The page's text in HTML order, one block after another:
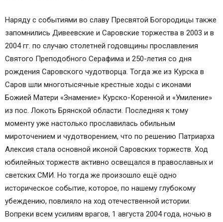
Наряду с событиями во славу Пресвятой Богородицы также
запомнились Дивеевские и Саровские торжества в 2003 и в
2004 гг. по случаю столетней годовщины прославления
Святого Преподобного Серафима и 250-летия со дня
рождения Саровского чудотворца. Тогда же из Курска в
Саров шли многотысячные крестные ходы с иконами
Божией Матери «Знамение» Курско-Коренной и «Умиление»
из пос. Локоть Брянской области. Последняя к тому
моменту уже настолько прославилась обильным
мироточением и чудотворением, что по решению Патриарха
Алексия стала основной иконой Саровских торжеств. Ход
юбилейных торжеств активно освещался в православных и
светских СМИ. Но тогда же произошло ещё одно
историческое событие, которое, по нашему глубокому
убеждению, повлияло на ход отечественной истории.
Вопреки всем усилиям врагов, 1 августа 2004 года, ночью в